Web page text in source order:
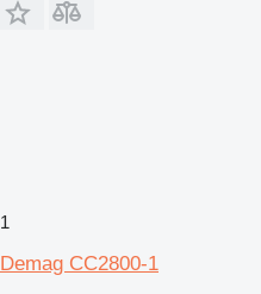
1
Demag CC2800-1